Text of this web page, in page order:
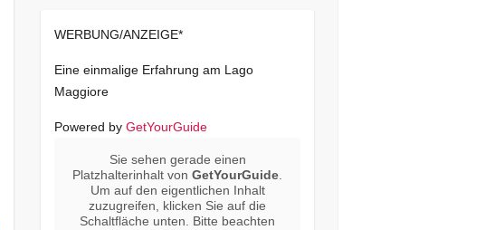
WERBUNG/ANZEIGE*
Eine einmalige Erfahrung am Lago
Maggiore
Powered by GetYourGuide
Sie sehen gerade einen
Platzhalterinhalt vonGetYourGuide
Um auf den eigentlichen Inhalt
zuzugreifen, klicken Sie auf die
Schaltfläche unten. Bitte beachten